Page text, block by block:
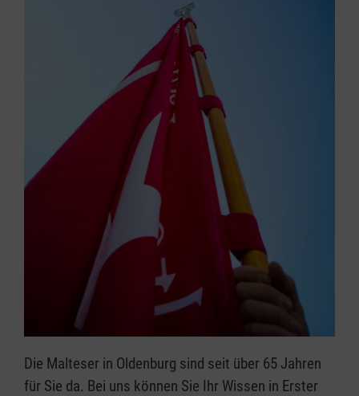
Die Malteser in Oldenburg sind seit über 65 Jahren
für Sie da. Bei uns können Sie Ihr Wissen in Erster